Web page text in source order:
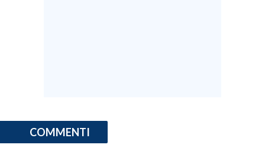
COMMENTI